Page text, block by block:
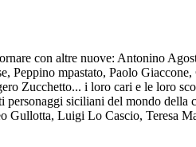
con altre nuove: Antonino
Peppino mpastato, Paolo
Zucchetto... i loro cari e le loro
personaggi siciliani del mondo
Luigi Lo Cascio, Teresa